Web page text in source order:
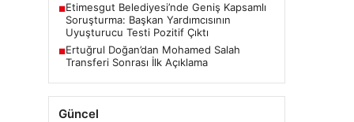
■Etimesgut Belediyesi’nde Geniş Kapsamlı
Soruşturma: Başkan Yardımcısının
Uyuşturucu Testi Pozitif Çıktı
■Ertuğrul Doğan’dan Mohamed Salah
Transferi Sonrası İlk Açıklama
Güncel